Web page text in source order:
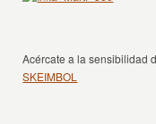
Acércate a la sensibilidad
SKEIMBOL